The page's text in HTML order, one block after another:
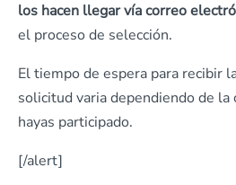
los hacen llegar vía correo
el proceso de selección.
El tiempo de espera para recibir
solicitud varia dependiendo de la
hayas participado.
[/alert]